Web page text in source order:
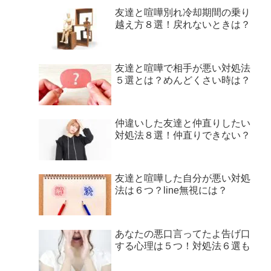
友達と喧嘩別れ冷却期間の乗り
越え方８選！戻れないときは？
友達と喧嘩で相手が悪い対処法
５選とは？めんどくさい時は？
仲違いした友達と仲直りしたい
対処法８選！仲直りできない？
友達と喧嘩した自分が悪い対処
法は６つ？line無視には？
あなたの悪口言ってたよ告げ口
する心理は５つ！対処法６選も